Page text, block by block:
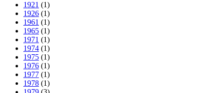
1921 (1)
1926 (1)
1961 (1)
1965 (1)
1971 (1)
1974 (1)
1975 (1)
1976 (1)
1977 (1)
1978 (1)